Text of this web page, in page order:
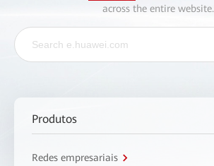
across the entire website.
Produtos
Redes empresariais